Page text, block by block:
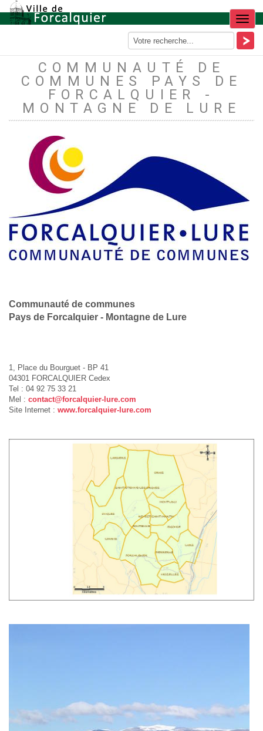
COMMUNAUTÉ DE
COMMUNES PAYS DE
FORCALQUIER -
MONTAGNE DE LURE
Communauté de communes
Pays de Forcalquier - Montagne de Lure
1, Place du Bourguet - BP 41
04301 FORCALQUIER Cedex
Tel : 04 92 75 33 21
Mel : contact@forcalquier-lure.com
Site Internet : www.forcalquier-lure.com
Menu